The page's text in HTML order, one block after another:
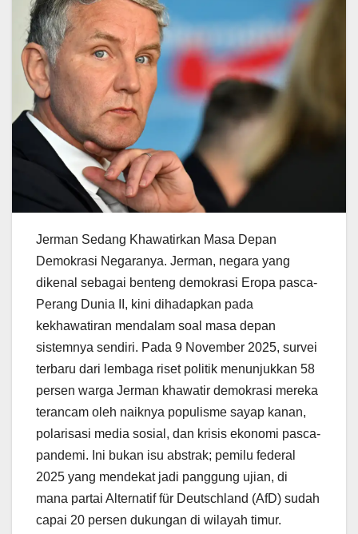
Jerman Sedang Khawatirkan Masa Depan
Demokrasi Negaranya. Jerman, negara yang
dikenal sebagai benteng demokrasi Eropa pasca-
Perang Dunia II, kini dihadapkan pada
kekhawatiran mendalam soal masa depan
sistemnya sendiri. Pada 9 November 2025, survei
terbaru dari lembaga riset politik menunjukkan 58
persen warga Jerman khawatir demokrasi mereka
terancam oleh naiknya populisme sayap kanan,
polarisasi media sosial, dan krisis ekonomi pasca-
pandemi. Ini bukan isu abstrak; pemilu federal
2025 yang mendekat jadi panggung ujian, di
mana partai Alternatif für Deutschland (AfD) sudah
capai 20 persen dukungan di wilayah timur.